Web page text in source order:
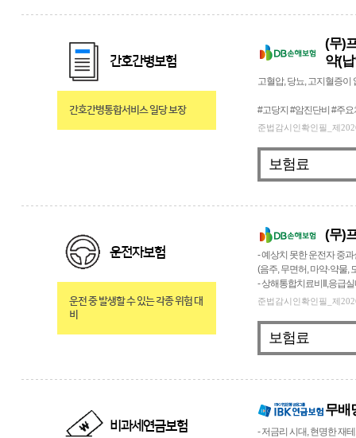
간호간병보험
간호간병통합서비스 일당 보장
(무)
약(
고혈압, 당뇨, 고지혈증
#고당지 #암진단비 #주
준법감시인확인필_제
보험료
운전자보험
운전 중 발생할 수 있는 각종 위험 대
비
(무)
- 예상치 못한 운전자 중
(음주, 무면허, 마약·약물,
- 상해통합치료비Ⅱ,응급
준법감시인확인필_제
보험료
비과세연금보험
무배
- 저금리 시대, 현명한 재